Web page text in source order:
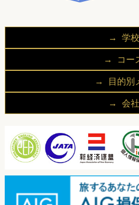
学
CCEL/CCが
キャン
留学中の
留学
留学生
よくある
コー
一般英語
大学進学
試験対策
ホスピタリティマ
国際貿
ビジネスマネ
その他プロ
目的別
学生
社会人
企業ご担
会
会社
アク
個人情報
お問い